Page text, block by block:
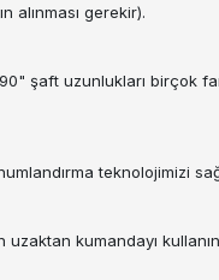
alınması gerekir).
şaft uzunlukları
teknolojimizi
kumandayı